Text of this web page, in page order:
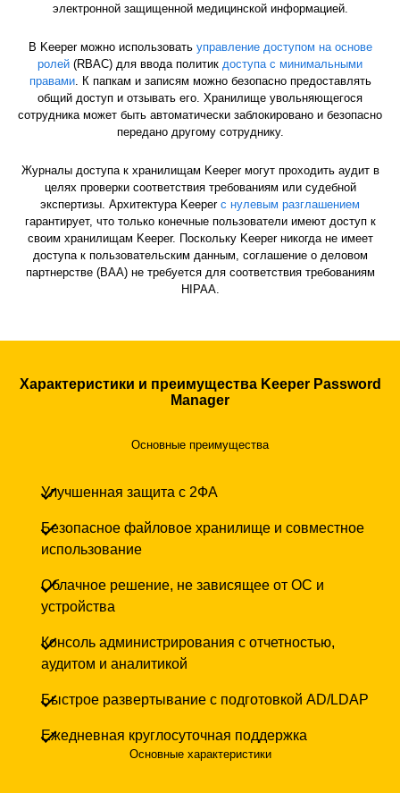
электронной защищенной медицинской информацией.
В Keeper можно использовать управление доступом на основе
ролей (RBAC) для ввода политик доступа с минимальными
правами. К папкам и записям можно безопасно предоставлять
общий доступ и отзывать его. Хранилище увольняющегося
сотрудника может быть автоматически заблокировано и безопасно
передано другому сотруднику.
Журналы доступа к хранилищам Keeper могут проходить аудит в
целях проверки соответствия требованиям или судебной
экспертизы. Архитектура Keeper с нулевым разглашением
гарантирует, что только конечные пользователи имеют доступ к
своим хранилищам Keeper. Поскольку Keeper никогда не имеет
доступа к пользовательским данным, соглашение о деловом
партнерстве (BAA) не требуется для соответствия требованиям
HIPAA.
Характеристики и преимущества Keeper Password
Manager
Основные преимущества
Улучшенная защита с 2ФА
Безопасное файловое хранилище и совместное
использование
Облачное решение, не зависящее от ОС и
устройства
Консоль администрирования с отчетностью,
аудитом и аналитикой
Быстрое развертывание с подготовкой AD/LDAP
Ежедневная круглосуточная поддержка
Основные характеристики